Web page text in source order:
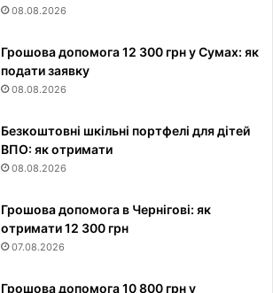
08.08.2026
Грошова допомога 12 300 грн у Сумах: як
подати заявку
08.08.2026
Безкоштовні шкільні портфелі для дітей
ВПО: як отримати
08.08.2026
Грошова допомога в Чернігові: як
отримати 12 300 грн
07.08.2026
Грошова допомога 10 800 грн у